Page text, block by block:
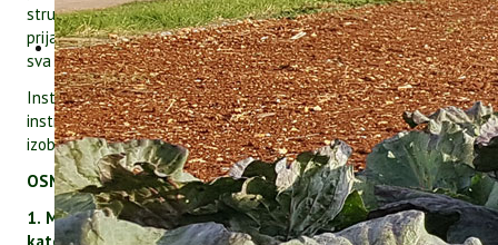
stručnjacima iz područja izobrazbe koji će sudjelovati u radu s
prijavljenim polaznicima izobrazbe, ovlaštenje za izobrazbu u
sva tri zakonom definirana modula.
Institut za poljoprivredu i turizam trenutno je i jedina
institucija u Istri koja je ovlaštena za sva tri modula
izobrazbe.
OSNOVNE INFORMACIJE O MODULIMA IZOBRAZBE
1. Modul za profesionalne korisnike (osnovna i dopunska